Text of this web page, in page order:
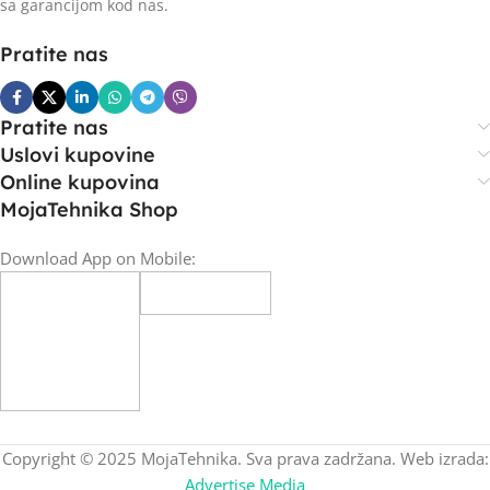
sa garancijom kod nas.
Pratite nas
Pratite nas
Uslovi kupovine
Online kupovina
MojaTehnika Shop
Download App on Mobile:
Copyright © 2025 MojaTehnika. Sva prava zadržana. Web izrada:
Advertise Media